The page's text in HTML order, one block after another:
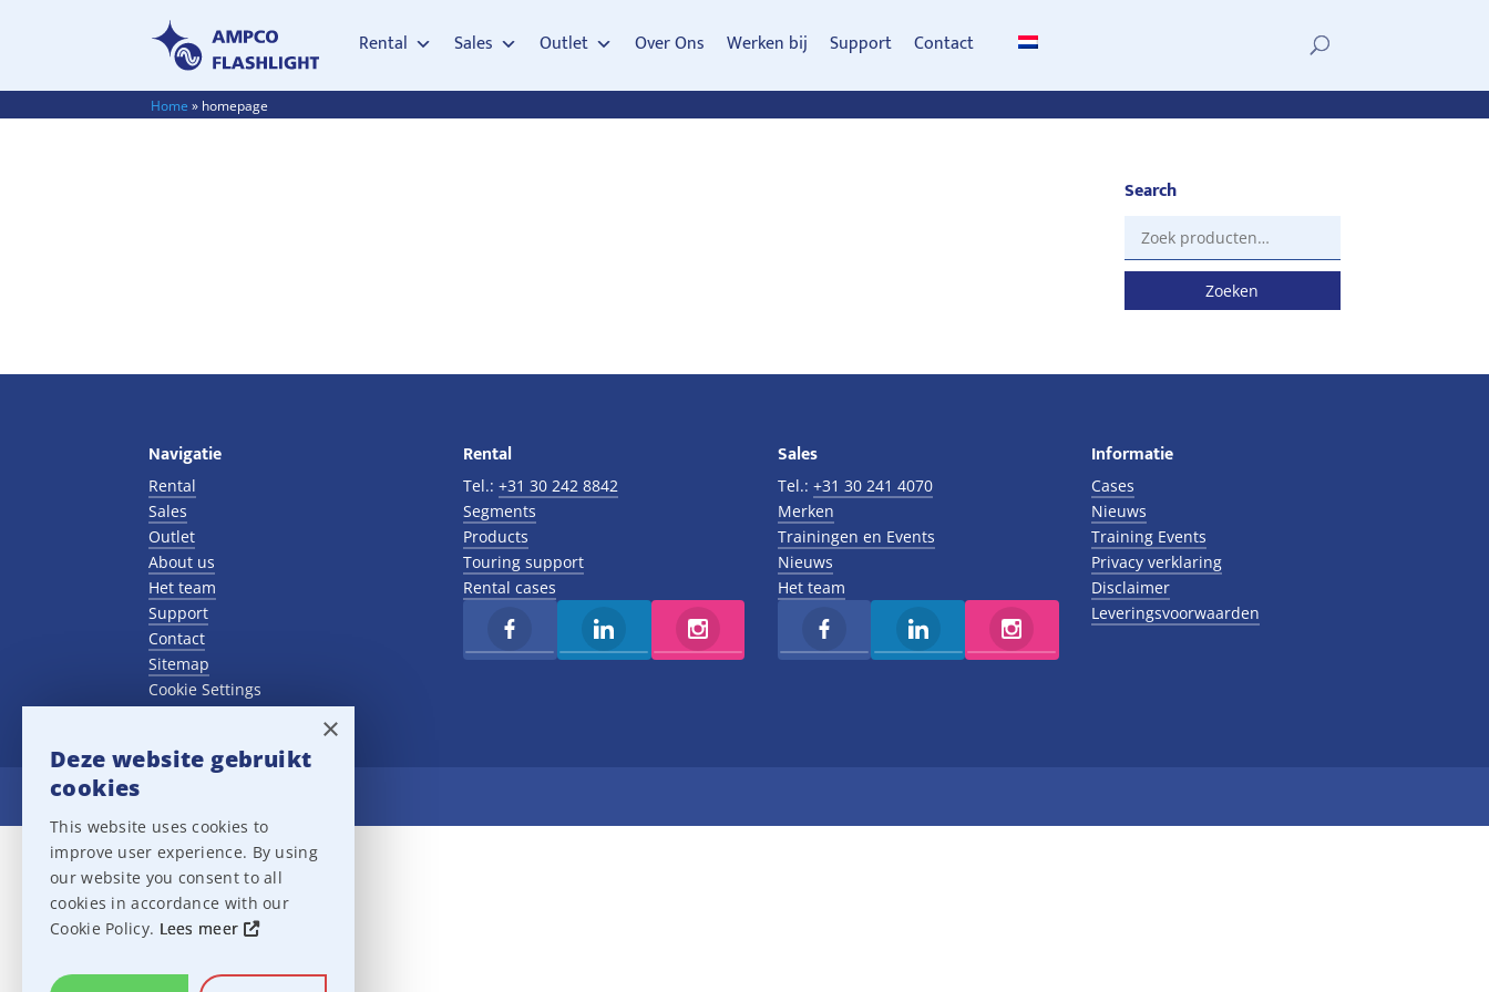
Rental Sales Outlet Over Ons Werken bij Support Contact
Home » homepage
Search
naar:
Zoeken
Navigatie
Rental
Sales
Outlet
About us
Het team
Support
Contact
Sitemap
Cookie Settings
Rental
Tel.: +31 30 242 8842
Segments
Products
Touring support
Rental cases
Sales
Tel.: +31 30 241 4070
Merken
Trainingen en Events
Nieuws
Het team
Informatie
Cases
Nieuws
Training Events
Privacy verklaring
Disclaimer
Leveringsvoorwaarden
×
Deze website gebruikt
cookies
This website uses cookies to
improve user experience. By using
our website you consent to all
cookies in accordance with our
Cookie Policy. Lees meer